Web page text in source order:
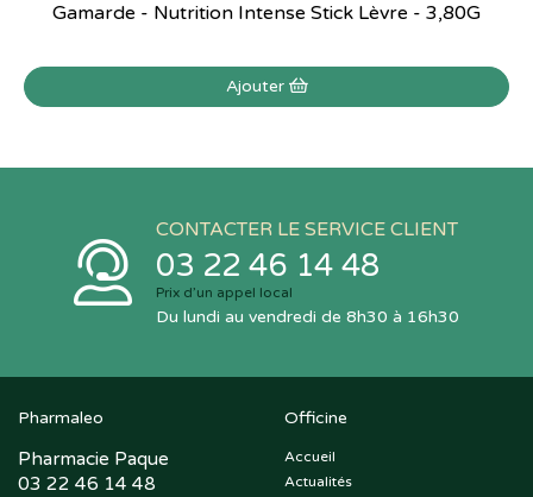
Gamarde - Nutrition Intense Stick Lèvre - 3,80G
Ajouter
CONTACTER LE SERVICE CLIENT
03 22 46 14 48
Prix d’un appel local
Du lundi au vendredi de 8h30 à 16h30
Pharmaleo
Pharmacie Paque
03 22 46 14 48
Officine
Accueil
Actualités